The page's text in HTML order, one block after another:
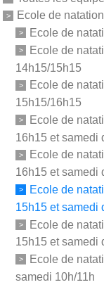
Ecole de natation
Ecole de
Ecole de
14h15/15h15
Ecole de
15h15/16h15
Ecole de
16h15 et samedi
Ecole de
16h15 et samedi
Ecole de
15h15 et samedi
Ecole de
15h15 et samedi
Ecole de
samedi 10h/11h